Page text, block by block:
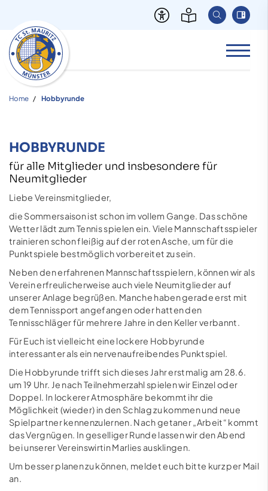
Home Hobbyrunde
HOBBYRUNDE
für alle Mitglieder und insbesondere für
Neumitglieder
Liebe Vereinsmitglieder,
die Sommersaison ist schon im vollem Gange. Das schöne
Wetter lädt zum Tennis spielen ein. Viele Mannschaftsspieler
trainieren schon fleißig auf der roten Asche, um für die
Punktspiele bestmöglich vorbereitet zu sein.
Neben den erfahrenen Mannschaftsspielern, können wir als
Verein erfreulicherweise auch viele Neumitglieder auf
unserer Anlage begrüßen. Manche haben gerade erst mit
dem Tennissport angefangen oder hatten den
Tennisschläger für mehrere Jahre in den Keller verbannt.
Für Euch ist vielleicht eine lockere Hobbyrunde
interessanter als ein nervenaufreibendes Punktspiel.
Die Hobbyrunde trifft sich dieses Jahr erstmalig am 28.6.
um 19 Uhr. Je nach Teilnehmerzahl spielen wir Einzel oder
Doppel. In lockerer Atmosphäre bekommt ihr die
Möglichkeit (wieder) in den Schlag zu kommen und neue
Spielpartner kennenzulernen. Nach getaner „Arbeit“ kommt
das Vergnügen. In geselliger Runde lassen wir den Abend
bei unserer Vereinswirtin Marlies ausklingen.
Um besser planen zu können, meldet euch bitte kurz per Mail
an.